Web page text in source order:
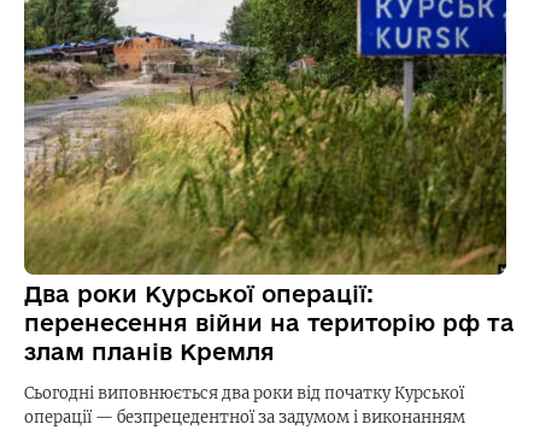
Два роки Курської операції:
перенесення війни на територію рф та
злам планів Кремля
Сьогодні виповнюється два роки від початку Курської
операції — безпрецедентної за задумом і виконанням